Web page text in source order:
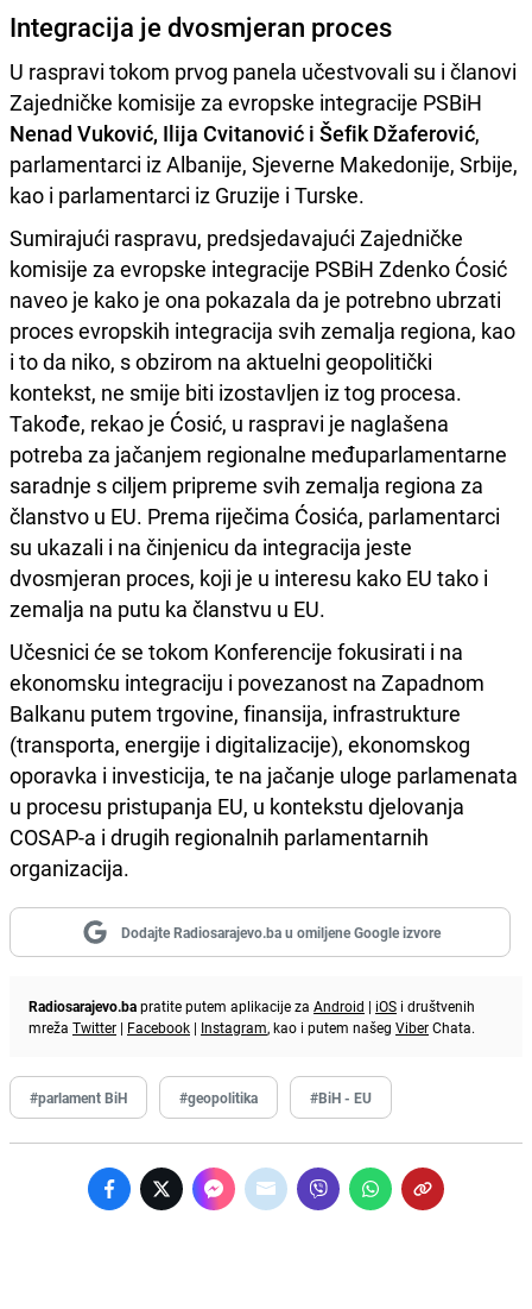
Integracija je dvosmjeran proces
U raspravi tokom prvog panela učestvovali su i članovi
Zajedničke komisije za evropske integracije PSBiH
Nenad Vuković, Ilija Cvitanović i Šefik Džaferović,
parlamentarci iz Albanije, Sjeverne Makedonije, Srbije,
kao i parlamentarci iz Gruzije i Turske.
Sumirajući raspravu, predsjedavajući Zajedničke
komisije za evropske integracije PSBiH Zdenko Ćosić
naveo je kako je ona pokazala da je potrebno ubrzati
proces evropskih integracija svih zemalja regiona, kao
i to da niko, s obzirom na aktuelni geopolitički
kontekst, ne smije biti izostavljen iz tog procesa.
Takođe, rekao je Ćosić, u raspravi je naglašena
potreba za jačanjem regionalne međuparlamentarne
saradnje s ciljem pripreme svih zemalja regiona za
članstvo u EU. Prema riječima Ćosića, parlamentarci
su ukazali i na činjenicu da integracija jeste
dvosmjeran proces, koji je u interesu kako EU tako i
zemalja na putu ka članstvu u EU.
Učesnici će se tokom Konferencije fokusirati i na
ekonomsku integraciju i povezanost na Zapadnom
Balkanu putem trgovine, finansija, infrastrukture
(transporta, energije i digitalizacije), ekonomskog
oporavka i investicija, te na jačanje uloge parlamenata
u procesu pristupanja EU, u kontekstu djelovanja
COSAP-a i drugih regionalnih parlamentarnih
organizacija.
Dodajte Radiosarajevo.ba u omiljene Google izvore
Radiosarajevo.bapratite putem aplikacije za Android | iOS i društvenih
mreža Twitter | Facebook | Instagram, kao i putem našeg ViberChata.
#parlament BiH #geopolitika #BiH - EU